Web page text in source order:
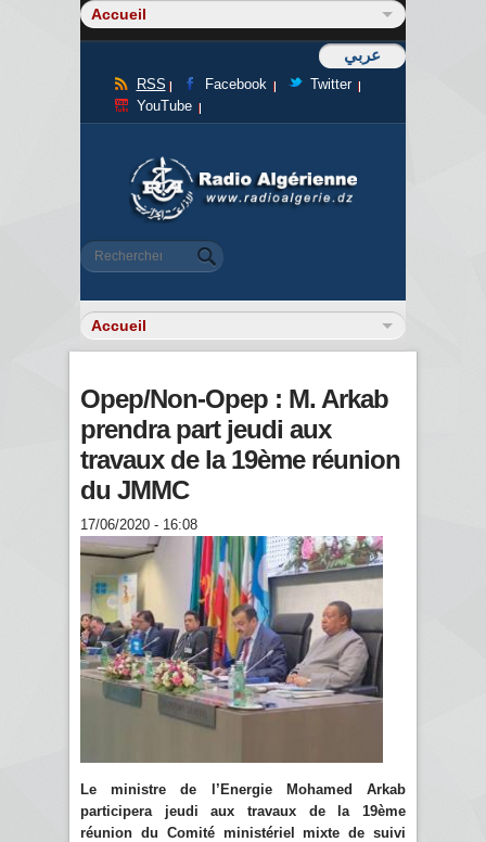
عربي
RSS Facebook
Twitter
YouTube
Formulaire de recherche
Rechercher
Opep/Non-Opep : M. Arkab
prendra part jeudi aux
travaux de la 19ème réunion
du JMMC
17/06/2020 - 16:08
Le ministre de l’Energie Mohamed Arkab
participera jeudi aux travaux de la 19ème
réunion du Comité ministériel mixte de suivi